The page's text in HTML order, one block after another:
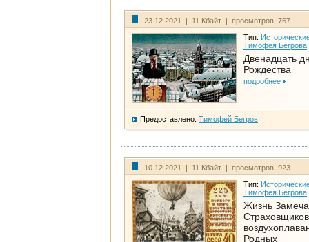
23.12.2021 | 11 Кбайт | просмотров: 767
Тип:
Тимофея Бегрова
Двенадцать
Рождества
подробнее
Предоставлено: Тимофей Бегров
10.12.2021 | 11 Кбайт | просмотров: 923
Тип:
Тимофея Бегрова
Жизнь
Родных